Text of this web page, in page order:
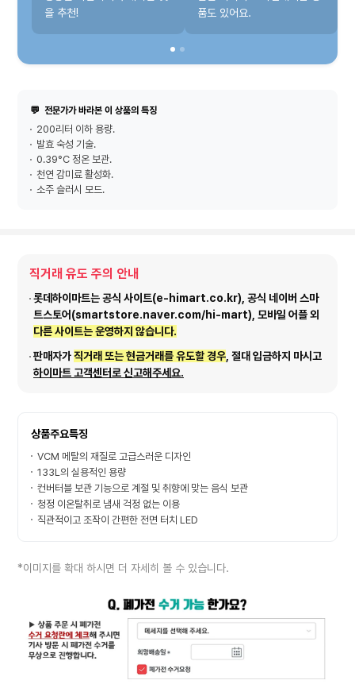
을 추천!
품도 있어요.
💬 전문가가 바라본 이 상품의 특징
200리터 이하 용량.
발효 숙성 기술.
0.39°C 정온 보관.
천연 감미료 활성화.
소주 슬러시 모드.
직거래 유도 주의 안내
롯데하이마트는 공식 사이트(e-himart.co.kr), 공식 네이버 스마
트스토어(smartstore.naver.com/hi-mart), 모바일 어플 외
다른 사이트는 운영하지 않습니다.
판매자가직거래 또는 현금거래를 유도할 경우 , 절대 입금하지 마시고
하이마트 고객센터로 신고해주세요.
상품주요특징
VCM 메탈의 재질로 고급스러운 디자인
133L의 실용적인 용량
컨버터블 보관 기능으로 계절 및 취향에 맞는 음식 보관
청정 이온탈취로 냄새 걱정 없는 이용
직관적이고 조작이 간편한 전면 터치 LED
*이미지를 확대 하시면 더 자세히 볼 수 있습니다.